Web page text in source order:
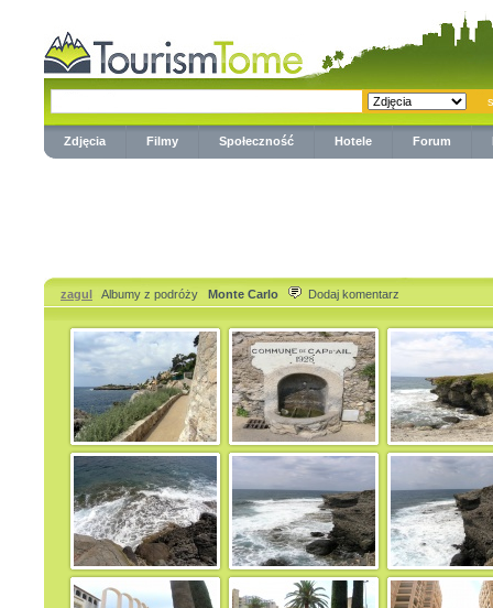
Zdjęcia Filmy Społeczność Hotele Forum
zagul Albumy z podróży Monte Carlo Dodaj komentarz